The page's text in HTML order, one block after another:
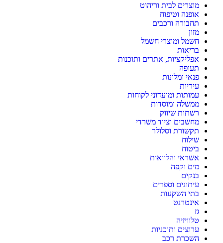
מוצרים לבית וריהוט
אופנה וטיפוח
תחבורה ורכבים
מזון
חשמל ומוצרי חשמל
בריאות
אפליקציות, אתרים ותוכנות
תעופה
פנאי ומלונות
עיריות
עמותות ומועדוני לקוחות
ממשלה ומוסדות
רשתות שיווק
מחשבים וציוד משרדי
תקשורת וסלולר
שילוח
ביטוח
אשראי והלוואות
מים וקפה
בנקים
עיתונים וספרים
בתי השקעות
אינטרנט
גז
טלוויזיה
ערוצים ותוכניות
השכרת רכב